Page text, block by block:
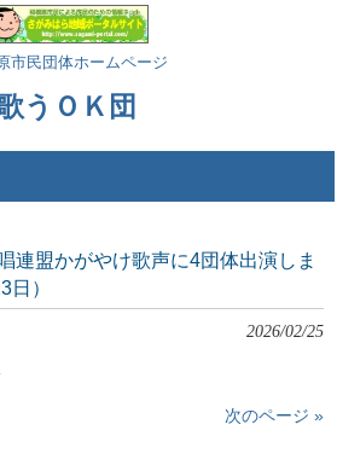
市民団体ホームページ
うＯＫ団
連盟かがやけ歌声に4団体出演しま
日）
2026/02/25
次のページ »